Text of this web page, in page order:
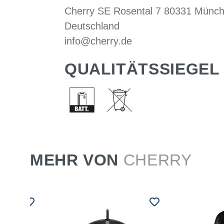
Cherry SE Rosental 7 80331
Deutschland
info@cherry.de
QUALITÄTSSIEGEL
MEHR VON CHERRY